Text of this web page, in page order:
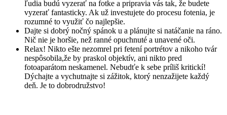
ľudia budú vyzerať na fotke a pripravia vás tak, že budete
vyzerať fantasticky. Ak už investujete do procesu fotenia, je
rozumné to využiť čo najlepšie.
Dajte si dobrý nočný spánok u a plánujte si natáčanie na ráno.
Nič nie je horšie, než ranné opuchnuté a unavené oči.
Relax! Nikto ešte nezomrel pri fetení portrétov a nikoho tvár
nespôsobila,že by praskol objektív, ani nikto pred
fotoaparátom neskamenel. Nebudťe k sebe príliš kritickí!
Dýchajte a vychutnajte si zážitok, ktorý nenzažijete každý
deň. Je to dobrodružstvo!